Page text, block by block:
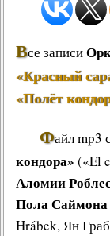
Все записи
«Красный
«Полёт
Файл mp3
кондора» («El
Аломии
Пола Саймона
Hrábek, Ян